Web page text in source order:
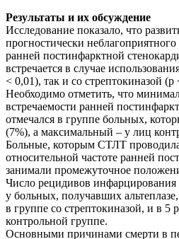
Результаты и их обсуждение
Исследование показало, что
прогностически
ранней постинфарктной
встречается в случае
< 0,01), так и со стрептокиназой (р
Необходимо отметить, что
встречаемости ранней
отмечался в группе больных,
(7%), а максимальный – у лиц
Больные, которым СТЛТ
относительной частоте ранней
занимали промежуточное
Число рецидивов
у больных, получавших
в группе со стрептокиназой, и в 5
контрольной группе.
Основными причинами смерти в